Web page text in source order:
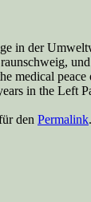
in der
in the Left
den Permalink.